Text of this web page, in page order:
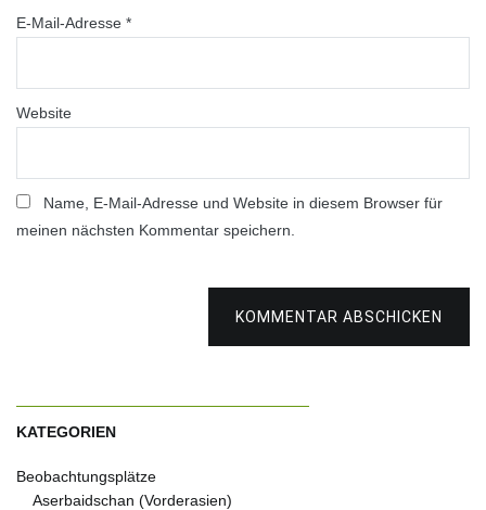
E-Mail-Adresse *
Website
Name, E-Mail-Adresse und Website in diesem Browser für
meinen nächsten Kommentar speichern.
KOMMENTAR ABSCHICKEN
KATEGORIEN
Beobachtungsplätze
Aserbaidschan (Vorderasien)